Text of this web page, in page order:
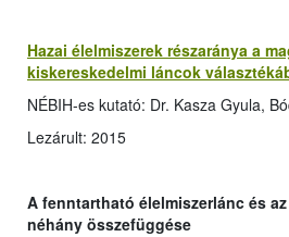
Hazai élelmiszerek részaránya a
kiskereskedelmi láncok
NÉBIH-es kutató: Dr. Kasza Gyula,
Lezárult: 2015
A fenntartható élelmiszerlánc és
néhány összefüggése